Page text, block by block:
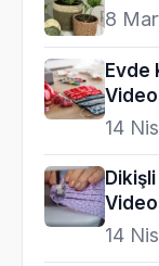
8
Evde
14
14